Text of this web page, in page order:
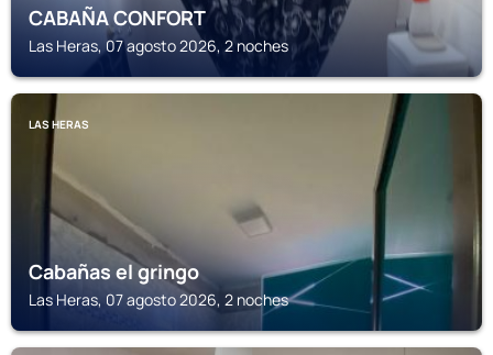
CABAÑA CONFORT
Las Heras, 07 agosto 2026, 2 noches
LAS HERAS
Cabañas el gringo
Las Heras, 07 agosto 2026, 2 noches